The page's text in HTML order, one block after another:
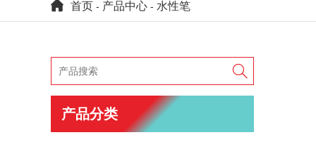
首页 - 产品中心 - 水性笔

产品分类